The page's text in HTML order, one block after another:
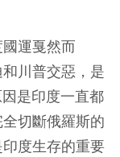
運戛然而
川普交惡，是
是印度一直都
切斷俄羅斯的
度生存的重要